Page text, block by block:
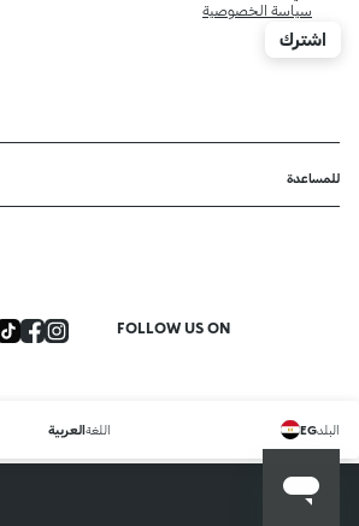
سياسة الخصوصية
اشترك
للمساعدة
FOLLOW US ON
البلدEG اللغة العربية